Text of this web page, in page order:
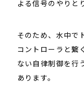
よる信号のやりと
そのため、水中で
コントローラと繋
ない自律制御を行
あります。